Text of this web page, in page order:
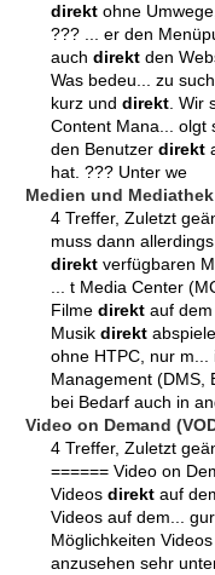
direkt ohne
??? ... er den
auch direkt den
Was bedeu... zu
kurz und direkt. Wir
Content Mana... olgt
den Benutzer direkt
hat. ??? Unter we
Medien und Mediathek
4 Treffer, Zuletzt
muss dann
direkt verfügbaren
... t Media Center
Filme direkt auf
Musik direkt
ohne HTPC, nur
Management (DMS,
bei Bedarf auch in
Video on Demand
4 Treffer, Zuletzt
====== Video on
Videos direkt auf
Videos auf dem...
Möglichkeiten Videos
anzusehen sehr